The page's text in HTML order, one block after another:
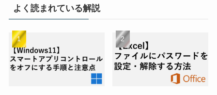
よく読まれている解説